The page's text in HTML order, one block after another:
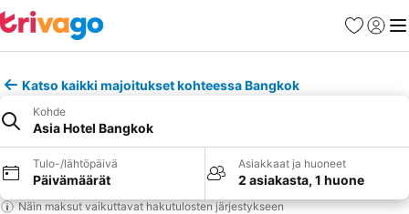
Suosikit
Katso kaikki majoitukset kohteessa Bangkok
Kohde
Asia Hotel Bangkok
Tulo-/lähtöpäivä
Päivämäärät
Asiakkaat ja huoneet
2 asiakasta, 1 huone
Näin maksut vaikuttavat hakutulosten järjestykseen